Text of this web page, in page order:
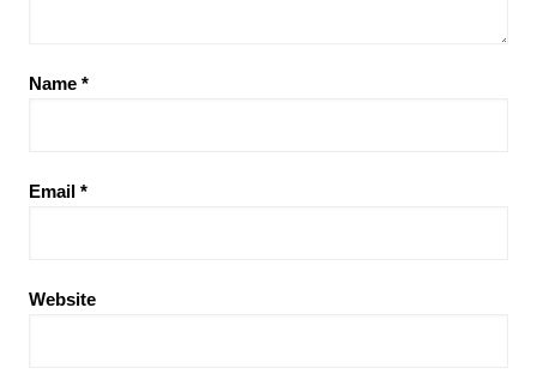
Name *
Email *
Website